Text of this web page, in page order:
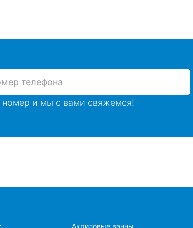
номер и мы с вами свяжемся!
Акриловые ванны